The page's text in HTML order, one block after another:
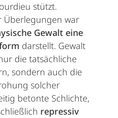
stützt.
Überlegungen war
Gewalt eine
darstellt. Gewalt
die tatsächliche
sondern auch die
solcher
betonte Schlichte,
repressiv